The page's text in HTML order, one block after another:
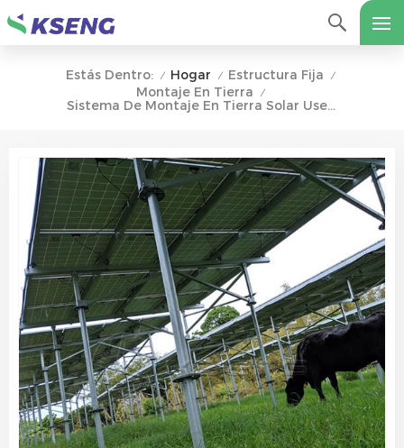
Estás Dentro: / Hogar / Estructura Fija /
Montaje En Tierra /
Sistema De Montaje En Tierra Solar Use Tornillo De Tierra De Tubo De Doble Brida